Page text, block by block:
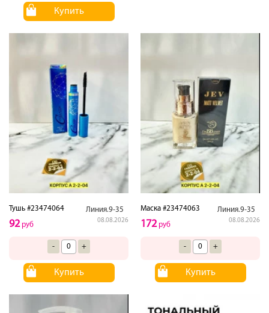
Купить
Тушь #23474064 Линия.9-35
08.08.2026
92руб
- +
Купить
Маска #23474063 Линия.9-35
08.08.2026
172руб
- +
Купить